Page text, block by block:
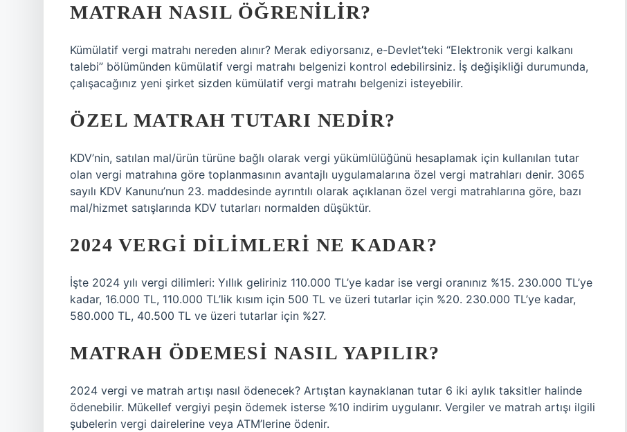
MATRAH NASIL ÖĞRENILIR?
Kümülatif vergi matrahı nereden alınır? Merak ediyorsanız, e-Devlet’teki “Elektronik vergi kalkanı
talebi” bölümünden kümülatif vergi matrahı belgenizi kontrol edebilirsiniz. İş değişikliği durumunda,
çalışacağınız yeni şirket sizden kümülatif vergi matrahı belgenizi isteyebilir.
ÖZEL MATRAH TUTARI NEDIR?
KDV’nin, satılan mal/ürün türüne bağlı olarak vergi yükümlülüğünü hesaplamak için kullanılan tutar
olan vergi matrahına göre toplanmasının avantajlı uygulamalarına özel vergi matrahları denir. 3065
sayılı KDV Kanunu’nun 23. maddesinde ayrıntılı olarak açıklanan özel vergi matrahlarına göre, bazı
mal/hizmet satışlarında KDV tutarları normalden düşüktür.
2024 VERGI DILIMLERI NE KADAR?
İşte 2024 yılı vergi dilimleri: Yıllık geliriniz 110.000 TL’ye kadar ise vergi oranınız %15. 230.000 TL’ye
kadar, 16.000 TL, 110.000 TL’lik kısım için 500 TL ve üzeri tutarlar için %20. 230.000 TL’ye kadar,
580.000 TL, 40.500 TL ve üzeri tutarlar için %27.
MATRAH ÖDEMESI NASIL YAPILIR?
2024 vergi ve matrah artışı nasıl ödenecek? Artıştan kaynaklanan tutar 6 iki aylık taksitler halinde
ödenebilir. Mükellef vergiyi peşin ödemek isterse %10 indirim uygulanır. Vergiler ve matrah artışı ilgili
şubelerin vergi dairelerine veya ATM’lerine ödenir.